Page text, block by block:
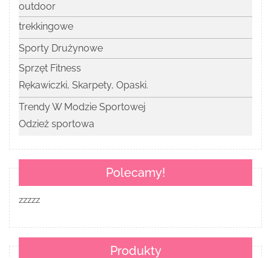
outdoor
trekkingowe
Sporty Drużynowe
Sprzęt Fitness
Rękawiczki, Skarpety, Opaski.
Trendy W Modzie Sportowej
Odzież sportowa
Polecamy!
zzzzz
Produkty